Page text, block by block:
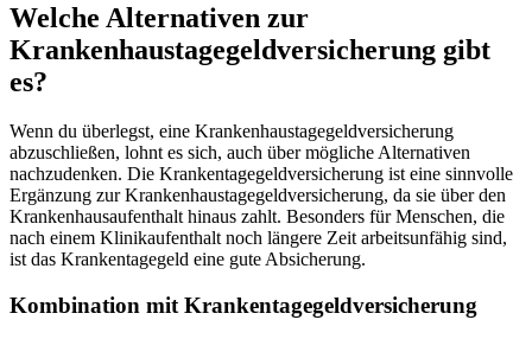
Welche Alternativen zur
Krankenhaustagegeldversicherung gibt
es?
Wenn du überlegst, eine Krankenhaustagegeldversicherung
abzuschließen, lohnt es sich, auch über mögliche Alternativen
nachzudenken. Die Krankentagegeldversicherung ist eine sinnvolle
Ergänzung zur Krankenhaustagegeldversicherung, da sie über den
Krankenhausaufenthalt hinaus zahlt. Besonders für Menschen, die
nach einem Klinikaufenthalt noch längere Zeit arbeitsunfähig sind,
ist das Krankentagegeld eine gute Absicherung.
Kombination mit Krankentagegeldversicherung